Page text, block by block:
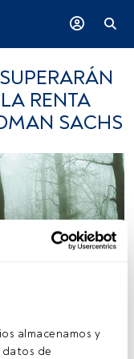
almacenamos y
datos de
RENTA
SACHS